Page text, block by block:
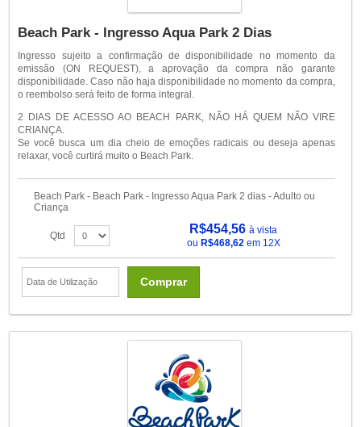
Beach Park - Ingresso Aqua Park 2 Dias
Ingresso sujeito a confirmação de disponibilidade no momento da
emissão (ON REQUEST), a aprovação da compra não garante
disponibilidade. Caso não haja disponibilidade no momento da compra,
o reembolso será feito de forma integral.
2 DIAS DE ACESSO AO BEACH PARK, NÃO HÁ QUEM NÃO VIRE
CRIANÇA.
Se você busca um dia cheio de emoções radicais ou deseja apenas
relaxar, você curtirá muito o Beach Park.
Beach Park - Beach Park - Ingresso Aqua Park 2 dias - Adulto ou
Criança
Qtd R$454,56à vista
ou R$468,62 em 12X
Comprar